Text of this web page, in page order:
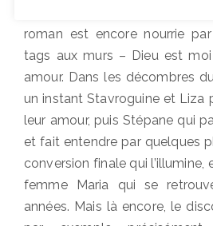
roman est encore nourrie
tags aux murs – Dieu est
amour. Dans les décombres
un instant Stavroguine et Liza
leur amour, puis Stépane qui
et fait entendre par quelques
conversion finale qui
femme Maria qui se
années. Mais là encore, le